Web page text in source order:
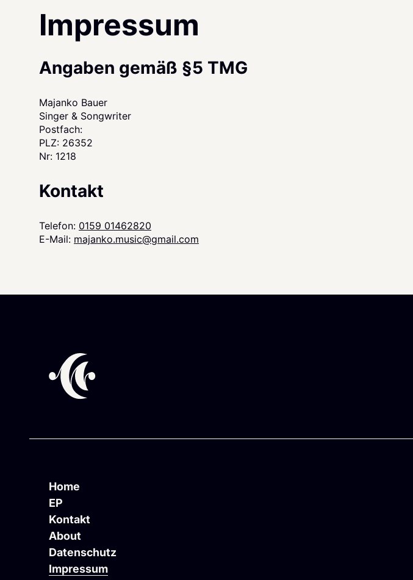
Impressum
Angaben gemäß §5 TMG
Majanko Bauer
Singer & Songwriter
Postfach:
PLZ: 26352
Nr: 1218
Kontakt
Telefon: 0159 01462820
E-Mail: majanko.music@gmail.com
Home
EP
Kontakt
About
Datenschutz
Impressum